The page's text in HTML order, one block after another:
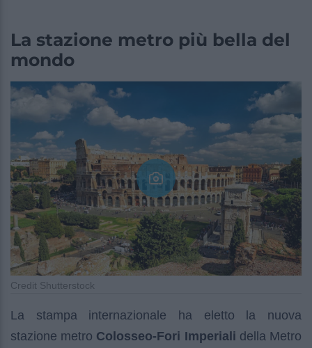
La stazione metro più bella del
mondo
Credit Shutterstock
La stampa internazionale ha eletto la nuova
stazione metro Colosseo-Fori Imperiali della Metro